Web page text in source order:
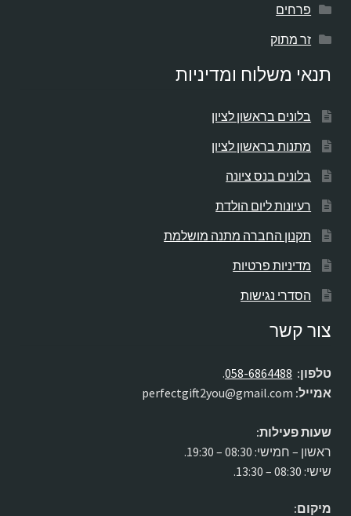
פרחים
זר מתוק
תנאי משלוח ומדיניות
בלונים בראשון לציון
מתנות בראשון לציון
בלונים בנס ציונה
רעיונות ליום הולדת
תקנון החברה מתנה מושלמת
מדיניות פרטיות
הסדרי נגישות
צור קשר
טלפון: 058-6864488
.
אמייל:
שעות פעילות:
ראשון – חמישי: 08:30 – 19:30.
שישי: 08:30 – 13:30.
מיקום: